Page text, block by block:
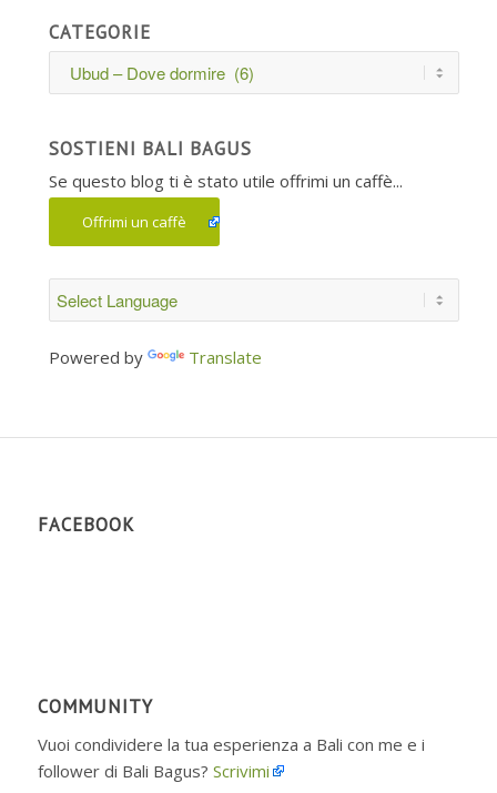
CATEGORIE
Categorie
SOSTIENI BALI BAGUS
Se questo blog ti è stato utile offrimi un caffè...
Offrimi un caffè
Powered by Translate
FACEBOOK
COMMUNITY
Vuoi condividere la tua esperienza a Bali con me e i
follower di Bali Bagus? Scrivimi